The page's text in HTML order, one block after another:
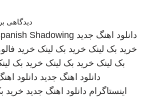
دیدگاهی
دانلود اهنگ جدید Shadowing
خرید بک لینک خرید بک لینک خرید
بک لینک خرید بک لینک خرید بک
دانلود اهنگ جدید دانلود
اینستاگرام دانلود اهنگ جدید خرید